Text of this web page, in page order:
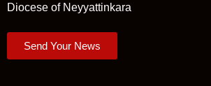
Diocese of Neyyattinkara
Send Your News